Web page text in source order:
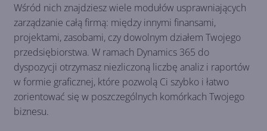
Wśród nich znajdziesz wiele modułów usprawniających
zarządzanie całą firmą: między innymi finansami,
projektami, zasobami, czy dowolnym działem Twojego
przedsiębiorstwa. W ramach Dynamics 365 do
dyspozycji otrzymasz niezliczoną liczbę analiz i raportów
w formie graficznej, które pozwolą Ci szybko i łatwo
zorientować się w poszczególnych komórkach Twojego
biznesu.